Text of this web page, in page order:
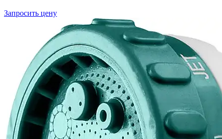
Запросить цену